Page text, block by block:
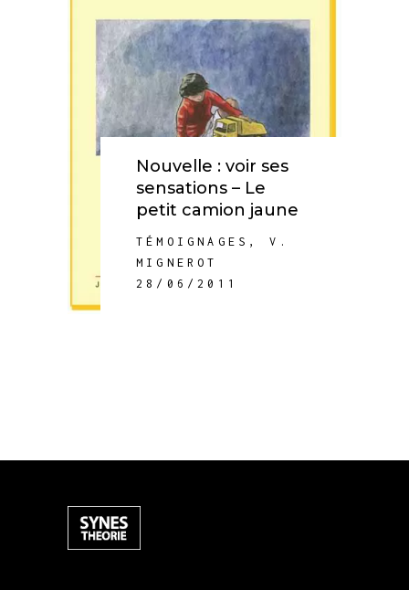
Nouvelle : voir ses
sensations – Le
petit camion jaune
TÉMOIGNAGES , V.
MIGNEROT
28/06/2011